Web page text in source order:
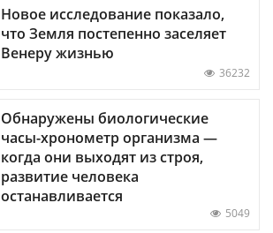
Новое исследование показало,
что Земля постепенно заселяет
Венеру жизнью
36232
Обнаружены биологические
часы-хронометр организма —
когда они выходят из строя,
развитие человека
останавливается
5049